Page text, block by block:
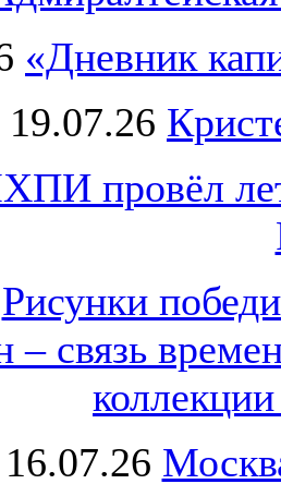
«Дневник
19.07.26
провёл
Рисунки
– связь
16.07.26